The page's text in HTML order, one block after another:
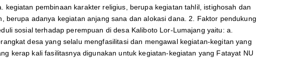
pembinaan karakter religius, berupa kegiatan tahlil, istighosah dan
berupa adanya kegiatan anjang sana dan alokasi dana. 2. Faktor pendukung
sosial terhadap perempuan di desa Kaliboto Lor-Lumajang yaitu: a.
desa yang selalu mengfasilitasi dan mengawal kegiatan-kegitan yang
kerap kali fasilitasnya digunakan untuk kegiatan-kegiatan yang Fatayat NU